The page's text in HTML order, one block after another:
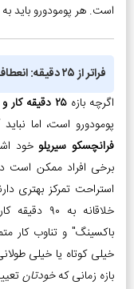
است. هر پومودورو
فراتر از ۲۵ دقیقه: انعطاف‌پذیری در روش پومودورو
اگرچه بازه۲۵ دقیقه کار و ۵ دقیقه استراحت
پومودورو است، اما
فرانچسکو سیریلوخود
استراحت تمرکز بهتری
خلاقانه
خیلی کوتاه یا خیلی
بازه زمانی کهخودتان